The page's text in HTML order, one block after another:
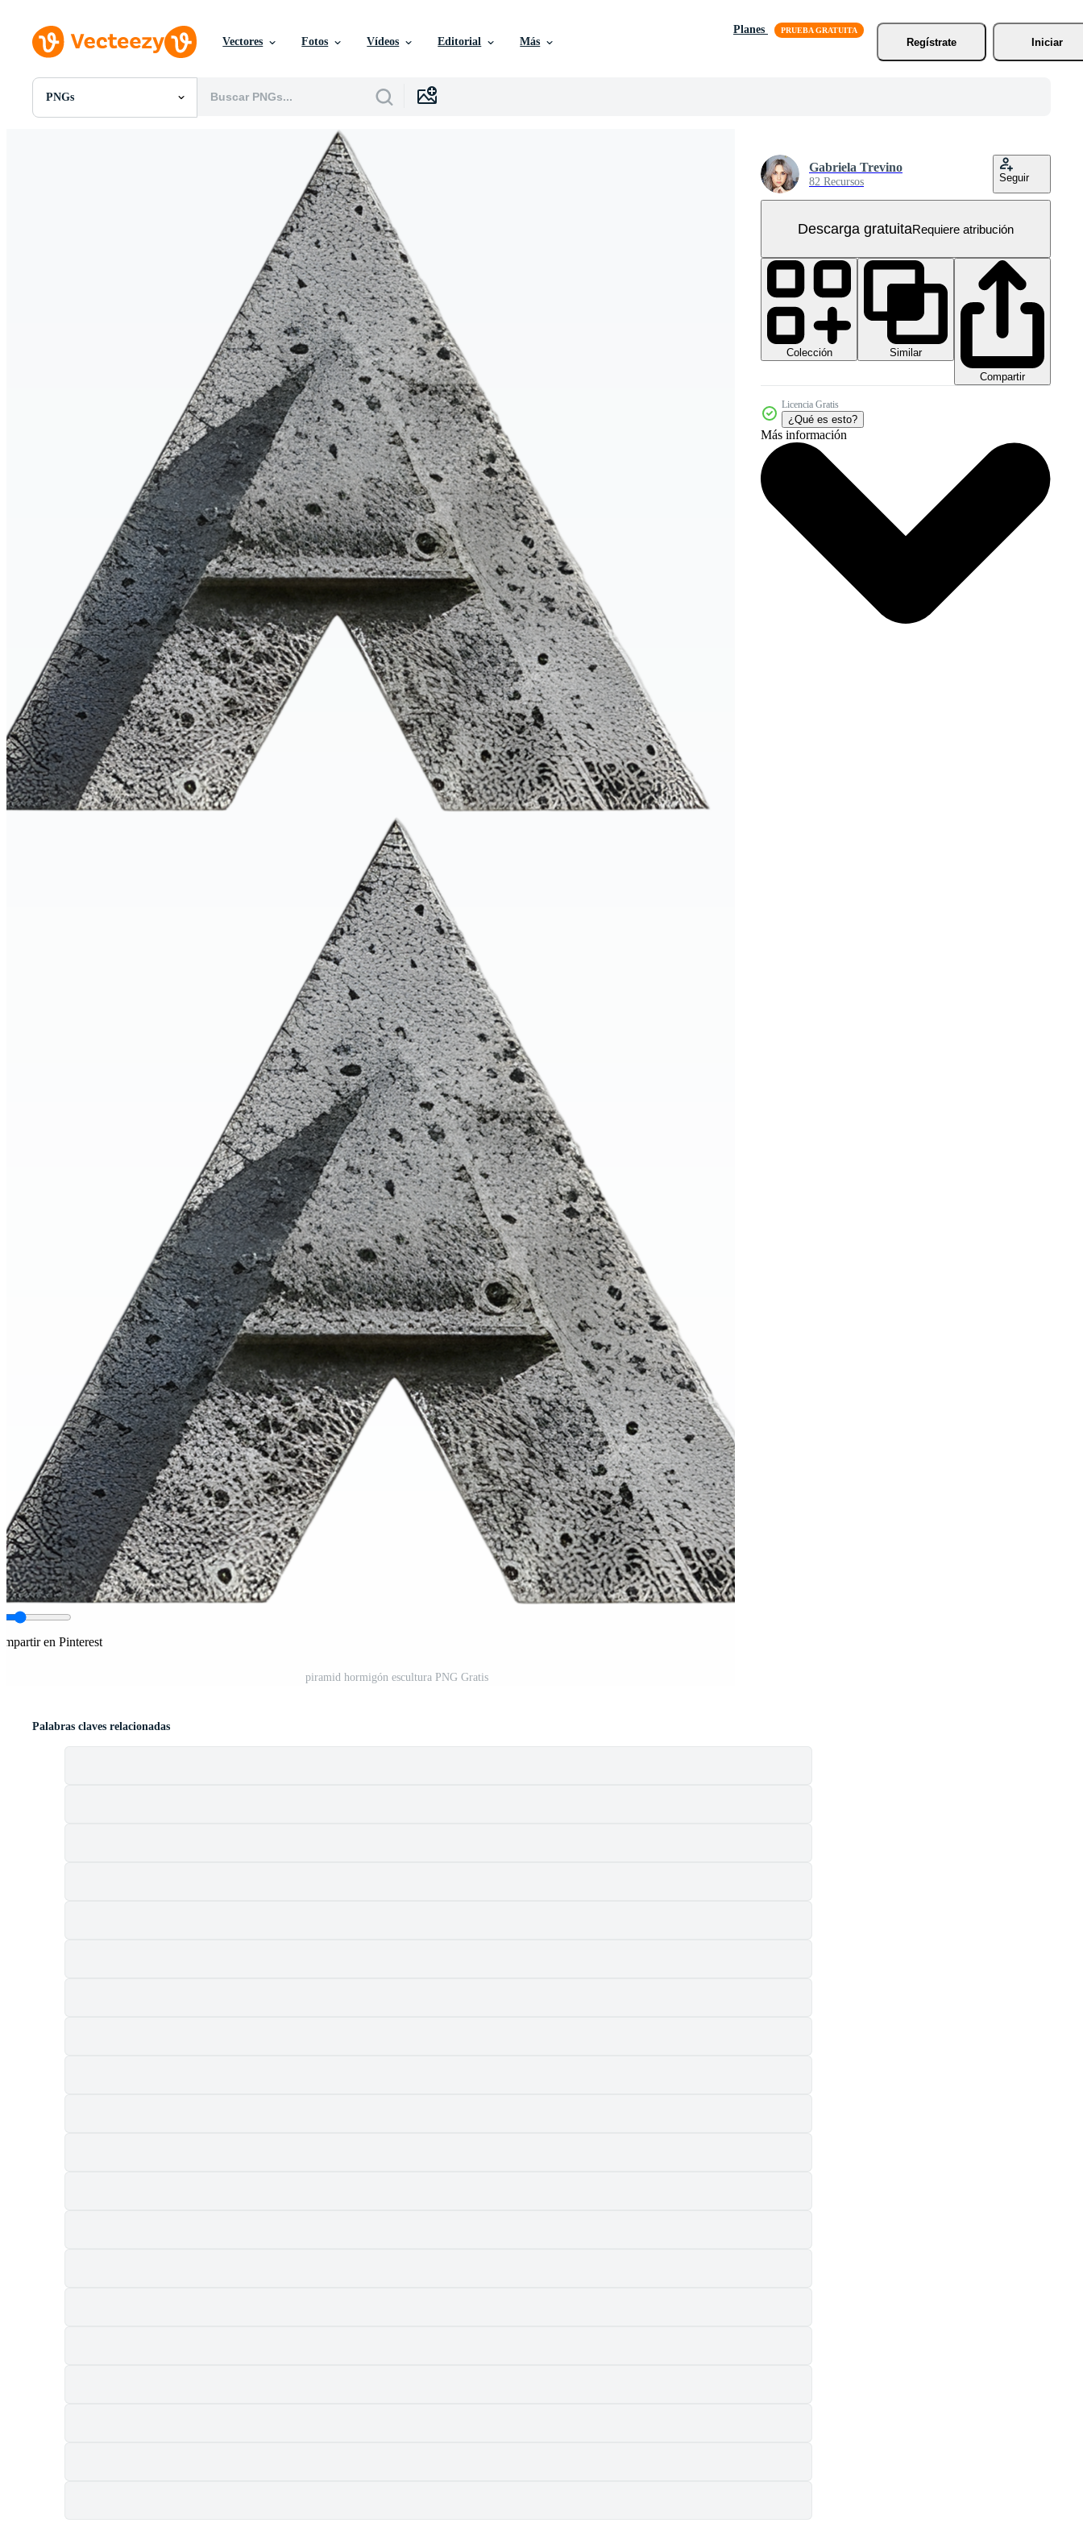
Vectores Fotos Vídeos Editorial Más
Planes
Regístrate
Iniciar
PNGs
Todas Imágenes
en Pinterest
piramid hormigón escultura PNG Gratis
Gabriela Trevino
82 Recursos Seguir
Descarga gratuitaRequiere atribución
Colección
Similar
Compartir
Licencia Gratis
¿Qué es esto?
Más información
Palabras claves relacionadas